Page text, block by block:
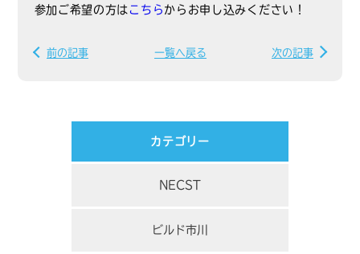
参加ご希望の方は こちら からお申し込みください！
前の記事 一覧へ戻る 次の記事
カテゴリー
NECST
ビルド市川